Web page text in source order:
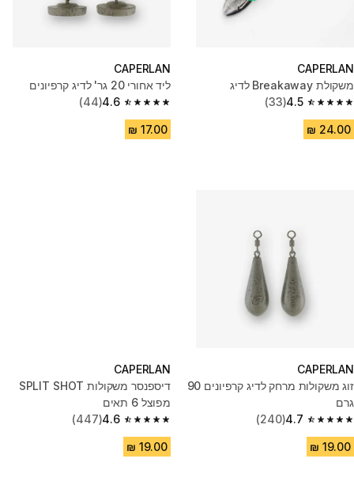
CAPERLAN
משקולת Breakaway לדיג
4.5
4.5 out of 5 stars from 33 reviews
(33)
CAPERLAN
ליד אחורי 20 גר' לדיג קרפיונים
4.6
4.6 out of 5 stars from 44 reviews
(44)
CAPERLAN
זוג משקולות מרחק לדיג קרפיונים 90
גרם
4.7
4.7 out of 5 stars from 240 reviews
(240)
CAPERLAN
דיספנסר משקולות SPLIT SHOT
מפוצל 6 תאים
4.6
4.6 out of 5 stars from 447 reviews
(447)